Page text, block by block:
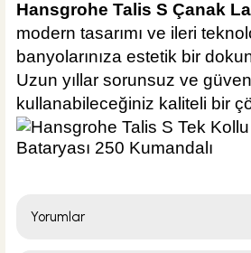
Hansgrohe Talis S Çanak
modern tasarımı ve ileri
banyolarınıza estetik bir
Uzun yıllar sorunsuz ve
kullanabileceğiniz kaliteli bir
Yorumlar